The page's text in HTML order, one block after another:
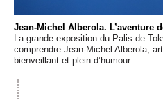
Jean-Michel Alberola. L’aventure
La grande exposition du Palis de
comprendre Jean-Michel Alberola,
bienveillant et plein d’humour.